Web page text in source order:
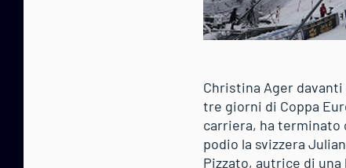
Christina Ager davanti
tre giorni di Coppa
carriera, ha terminato
podio la svizzera
Pizzato, autrice di una